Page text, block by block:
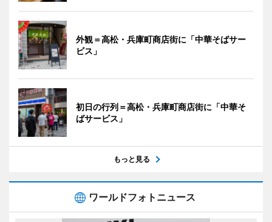
外観＝高松・兵庫町商店街に「中華そばサー
ビス」
初日の行列＝高松・兵庫町商店街に「中華そ
ばサービス」
もっと見る
ワールドフォトニュース